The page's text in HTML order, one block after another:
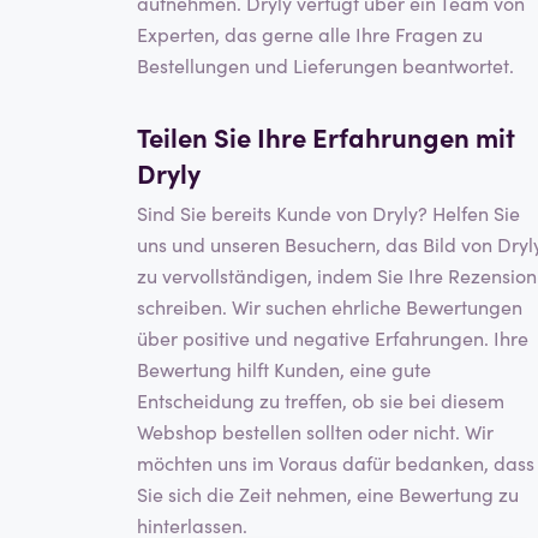
Experten, das gerne alle Ihre Fragen zu
Bestellungen und Lieferungen beantwortet.
Teilen Sie Ihre Erfahrungen mit
Dryly
Sind Sie bereits Kunde von Dryly? Helfen Sie
uns und unseren Besuchern, das Bild von
zu vervollständigen, indem Sie Ihre Rezension
schreiben. Wir suchen ehrliche Bewertungen
über positive und negative Erfahrungen. Ihre
Bewertung hilft Kunden, eine gute
Entscheidung zu treffen, ob sie bei diesem
Webshop bestellen sollten oder nicht. Wir
möchten uns im Voraus dafür bedanken, dass
Sie sich die Zeit nehmen, eine Bewertung zu
hinterlassen.